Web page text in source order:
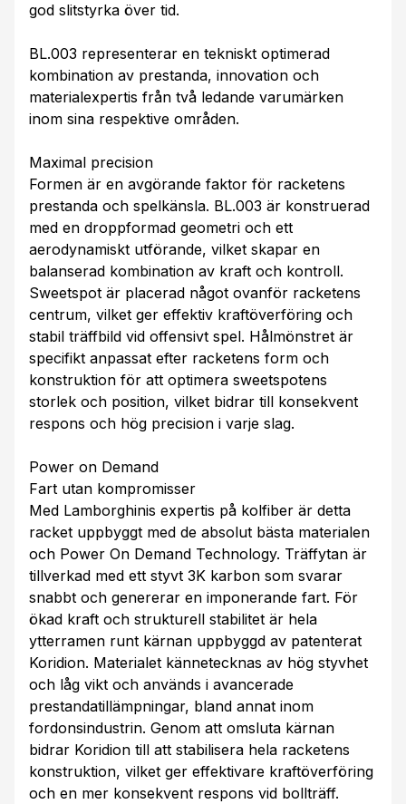
god slitstyrka över tid.
BL.003 representerar en tekniskt optimerad
kombination av prestanda, innovation och
materialexpertis från två ledande varumärken
inom sina respektive områden.
Maximal precision
Formen är en avgörande faktor för racketens
prestanda och spelkänsla. BL.003 är konstruerad
med en droppformad geometri och ett
aerodynamiskt utförande, vilket skapar en
balanserad kombination av kraft och kontroll.
Sweetspot är placerad något ovanför racketens
centrum, vilket ger effektiv kraftöverföring och
stabil träffbild vid offensivt spel. Hålmönstret är
specifikt anpassat efter racketens form och
konstruktion för att optimera sweetspotens
storlek och position, vilket bidrar till konsekvent
respons och hög precision i varje slag.
Power on Demand
Fart utan kompromisser
Med Lamborghinis expertis på kolfiber är detta
racket uppbyggt med de absolut bästa materialen
och Power On Demand Technology. Träffytan är
tillverkad med ett styvt 3K karbon som svarar
snabbt och genererar en imponerande fart. För
ökad kraft och strukturell stabilitet är hela
ytterramen runt kärnan uppbyggd av patenterat
Koridion. Materialet kännetecknas av hög styvhet
och låg vikt och används i avancerade
prestandatillämpningar, bland annat inom
fordonsindustrin. Genom att omsluta kärnan
bidrar Koridion till att stabilisera hela racketens
konstruktion, vilket ger effektivare kraftöverföring
och en mer konsekvent respons vid bollträff.